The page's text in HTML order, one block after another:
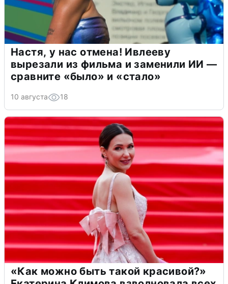
Настя, у нас отмена! Ивлееву
вырезали из фильма и заменили ИИ —
сравните «было» и «стало»
10 августа 18
«Как можно быть такой красивой?»